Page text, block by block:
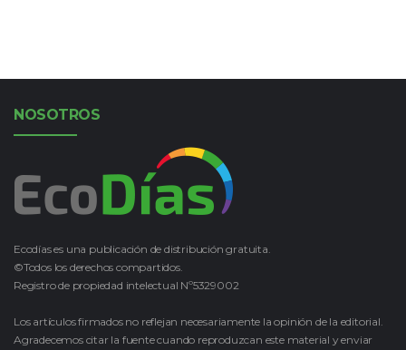
NOSOTROS
Ecodías es una publicación de distribución gratuita.
©Todos los derechos compartidos.
Registro de propiedad intelectual Nº5329002
Los artículos firmados no reflejan necesariamente la opinión de la editorial.
Agradecemos citar la fuente cuando reproduzcan este material y enviar